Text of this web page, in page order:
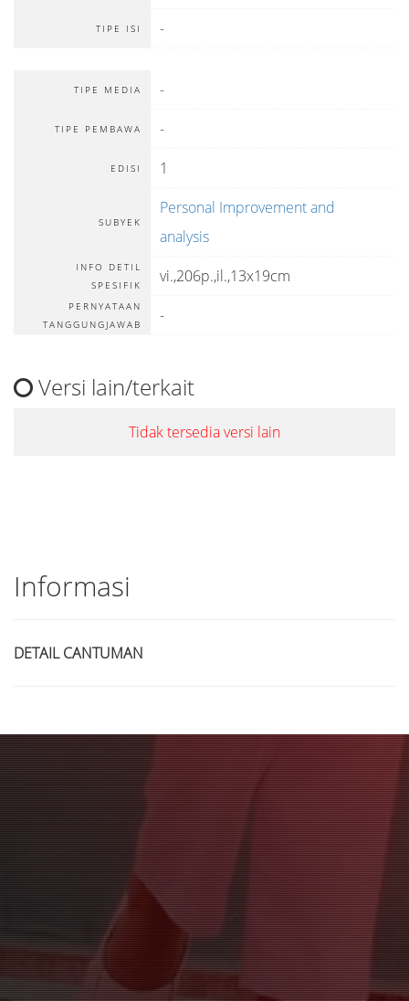
TIPE ISI -
TIPE MEDIA -
TIPE PEMBAWA -
EDISI 1
SUBYEK
Personal Improvement and
analysis
INFO DETIL
SPESIFIK
vi.,206p.,il.,13x19cm
PERNYATAAN
TANGGUNGJAWAB
-
Versi lain/terkait
Tidak tersedia versi lain
Informasi
DETAIL CANTUMAN
Judul
Pengarang
Subyek
ISBN/ISSN